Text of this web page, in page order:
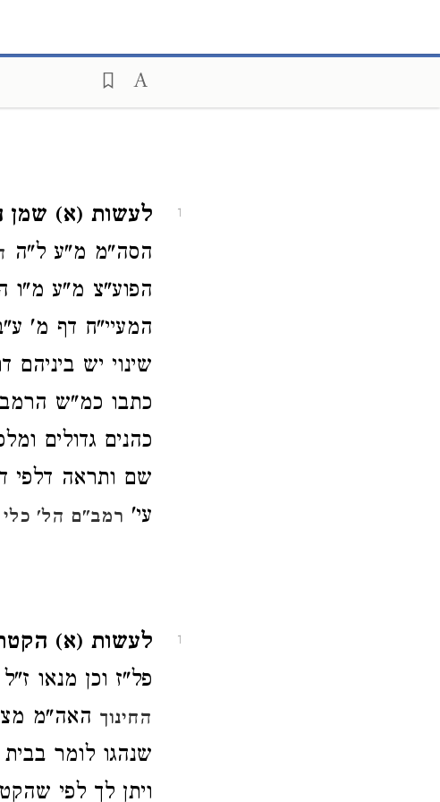
1 לעשות (א) שמן
הסה"מ מ"ע ל"ה
הפוע"צ מ"ע
המעיי"ח דף מ'
שינוי יש
כתבו כמ"ש
כהנים גדולים
שם ותראה דלפי
עי' רמב"ם הל'
1 לעשות (א)
פל"ז וכן מנאו
החינוך האה"מ
שנהגו לומר
ויתן לך לפי